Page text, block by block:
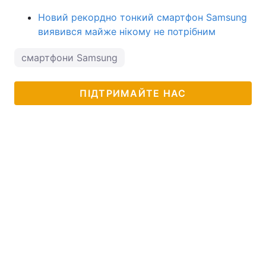
Новий рекордно тонкий смартфон Samsung
виявився майже нікому не потрібним
смартфони Samsung
ПІДТРИМАЙТЕ НАС